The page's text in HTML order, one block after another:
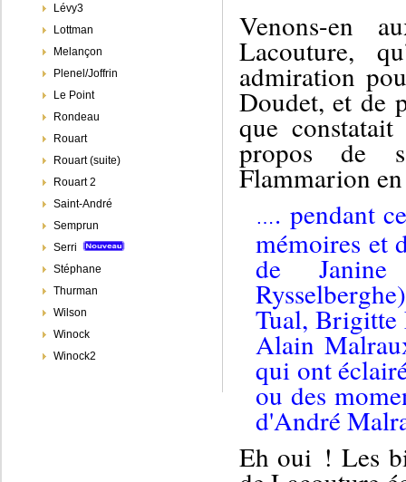
Lévy3
Lottman
Melançon
Plenel/Joffrin
Le Point
Rondeau
Rouart
Rouart (suite)
Rouart 2
Saint-André
Semprun
Serri
Stéphane
Thurman
Wilson
Winock
Winock2
Venons-en
Lacouture,
admiration
Doudet, et de
que
propos de s
Flammarion
…. pendant
mémoires et
de Janine
Tual, Brigitte
Alain
qui ont
ou des
d'André
Eh oui ! Les